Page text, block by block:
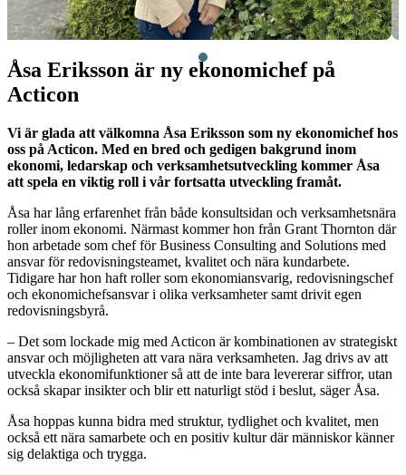
Åsa Eriksson är ny ekonomichef på
Acticon
Vi är glada att välkomna Åsa Eriksson som ny ekonomichef hos
oss på Acticon. Med en bred och gedigen bakgrund inom
ekonomi, ledarskap och verksamhetsutveckling kommer Åsa
att spela en viktig roll i vår fortsatta utveckling framåt.
Åsa har lång erfarenhet från både konsultsidan och verksamhetsnära
roller inom ekonomi. Närmast kommer hon från Grant Thornton där
hon arbetade som chef för Business Consulting and Solutions med
ansvar för redovisningsteamet, kvalitet och nära kundarbete.
Tidigare har hon haft roller som ekonomiansvarig, redovisningschef
och ekonomichefsansvar i olika verksamheter samt drivit egen
redovisningsbyrå.
– Det som lockade mig med Acticon är kombinationen av strategiskt
ansvar och möjligheten att vara nära verksamheten. Jag drivs av att
utveckla ekonomifunktioner så att de inte bara levererar siffror, utan
också skapar insikter och blir ett naturligt stöd i beslut, säger Åsa.
Åsa hoppas kunna bidra med struktur, tydlighet och kvalitet, men
också ett nära samarbete och en positiv kultur där människor känner
sig delaktiga och trygga.